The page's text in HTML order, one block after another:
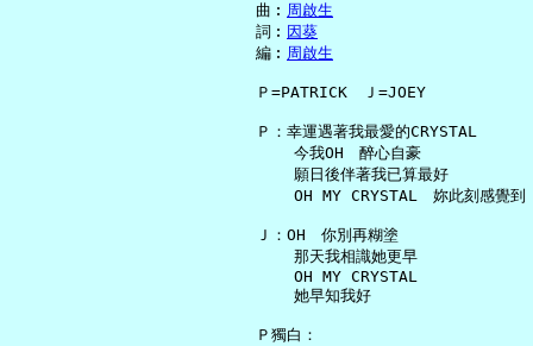
     曲︰
周啟生
     詞︰
因葵
     編︰
周啟生
     Ｐ=PATRICK　Ｊ=JOEY
     Ｐ：幸運遇著我最愛的CRYSTAL
         今我OH　醉心自豪
         願日後伴著我已算最好
         OH MY CRYSTAL　妳此刻感覺到
     Ｊ：OH　你別再糊塗
         那天我相識她更早
         OH MY CRYSTAL
         她早知我好
     Ｐ獨白：